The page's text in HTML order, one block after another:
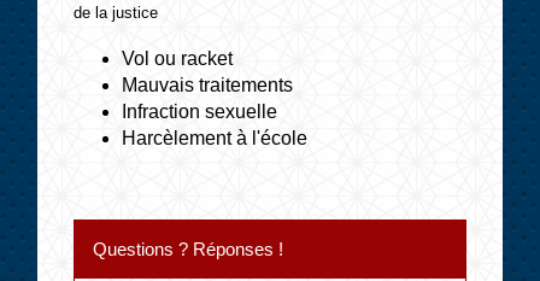
de la justice
Vol ou racket
Mauvais traitements
Infraction sexuelle
Harcèlement à l'école
Questions ? Réponses !